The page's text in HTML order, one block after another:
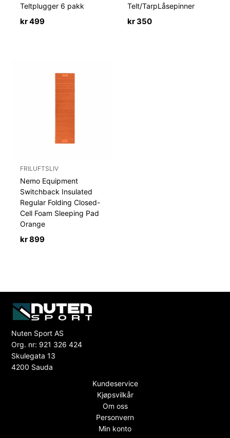
Teltplugger 6 pakk
kr499
Telt/TarpLåsepinner
kr350
FRILUFTSLIV
Nemo Equipment
Switchback Insulated
Regular Folding Closed-
Cell Foam Sleeping Pad
Orange
kr899
Nuten Sport AS
Org. nr: 921 326 424
Skulegata 13
4200 Sauda
Kundeservice
Kjøpsvilkår
Om oss
Personvern
Min konto